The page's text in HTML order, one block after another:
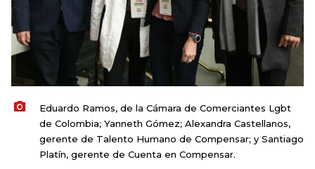
Eduardo Ramos, de la Cámara de Comerciantes Lgbt
de Colombia; Yanneth Gómez; Alexandra Castellanos,
gerente de Talento Humano de Compensar; y Santiago
Platín, gerente de Cuenta en Compensar.